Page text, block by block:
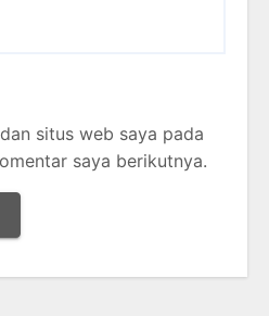
situs web saya pada
saya berikutnya.